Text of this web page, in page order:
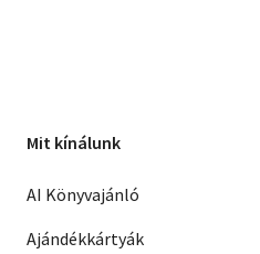
Mit kínálunk
AI Könyvajánló
Ajándékkártyák